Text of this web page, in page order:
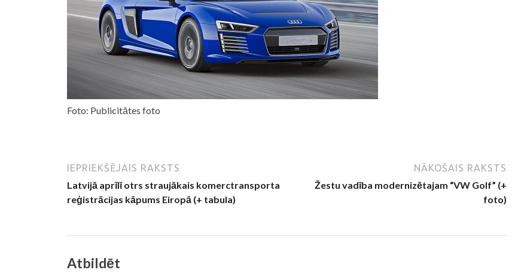
Foto: Publicitātes foto
IEPRIEKŠĒJAIS RAKSTS
Latvijā aprīlī otrs straujākais komerctransporta
reģistrācijas kāpums Eiropā (+ tabula)
NĀKOŠAIS RAKSTS
Žestu vadība modernizētajam “VW Golf” (+
foto)
Atbildēt